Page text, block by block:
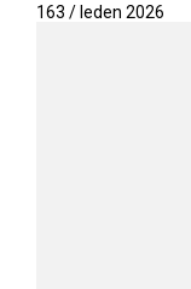
163 / leden 2026